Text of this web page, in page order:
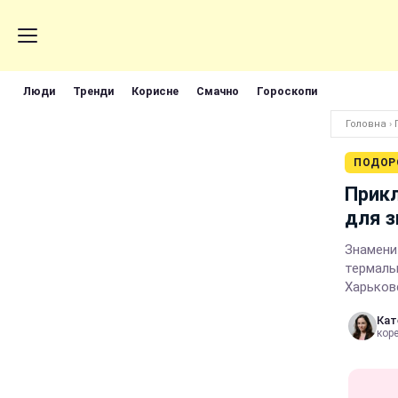
Люди Тренди Корисне Смачно Гороскопи
Головна ›
для